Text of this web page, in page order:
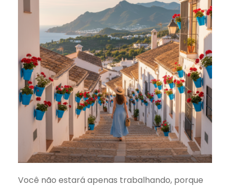
Você não estará apenas trabalhando, porque